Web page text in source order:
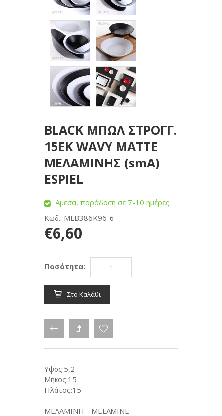
BLACK ΜΠΩΛ ΣΤΡΟΓΓ.
15ΕΚ WAVY MATTE
ΜΕΛΑΜΙΝΗΣ (smA)
ESPIEL
Άμεσα, παράδοση σε 7-10 ημέρες
Κωδ.: MLB386K96-6
€6,60
Ποσότητα:
Στο Καλάθι
Υψος:5,2
Μήκος:15
Πλάτος:15
ΜΕΛΑΜΙΝΗ - MELAMINE